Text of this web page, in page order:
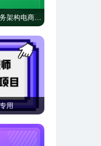
Spring Cloud Alibaba微服务架构电商项目实战
用